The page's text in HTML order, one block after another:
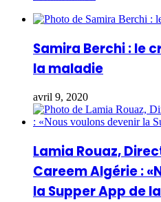
Samira Berchi : le
la maladie
avril 9, 2020
Lamia Rouaz,
Careem Algérie :
la Supper App de